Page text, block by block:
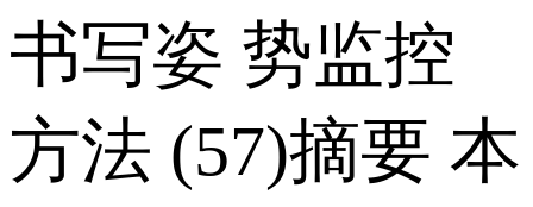
书写姿 势监控
方法 (57)摘要 本